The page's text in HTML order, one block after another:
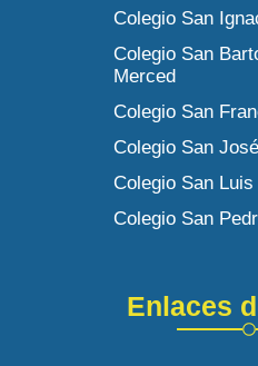
Colegio San
Colegio San
Merced
Colegio San
Colegio San José
Colegio San
Colegio San
Enlaces